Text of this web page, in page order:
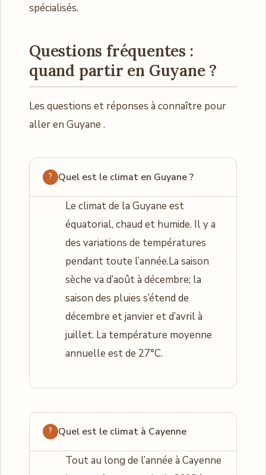
spécialisés.
Questions fréquentes :
quand partir en Guyane ?
Les questions et réponses à connaître pour
aller en Guyane .
Quel est le climat en Guyane ?
Le climat de la Guyane est
équatorial, chaud et humide. Il y a
des variations de températures
pendant toute l’année.La saison
sèche va d’août à décembre; la
saison des pluies s’étend de
décembre et janvier et d’avril à
juillet. La température moyenne
annuelle est de 27°C.
Quel est le climat à Cayenne
Tout au long de l’année à Cayenne